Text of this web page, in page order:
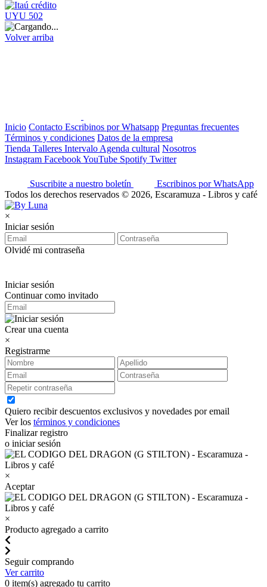
UYU 502
Volver arriba
Inicio Contacto Escribinos por Whatsapp Preguntas frecuentes
Términos y condiciones Datos de la empresa
Tienda Talleres Intervalo Agenda cultural Nosotros
Instagram FacebookYouTube Spotify Twitter
Suscribite a nuestro boletín
Escribinos por WhatsApp
Todos los derechos reservados © 2026, Escaramuza - Libros y café
×
Iniciar sesión
Olvidé mi contraseña
Iniciar sesión
Continuar como invitado
Crear una cuenta
×
Registrarme
Quiero recibir descuentos exclusivos y novedades por email
Ver los términos y condiciones
Finalizar registro
o iniciar sesión
×
Aceptar
×
Producto agregado a carrito
Seguir comprando
Ver carrito
0 item(s) agregado tu carrito